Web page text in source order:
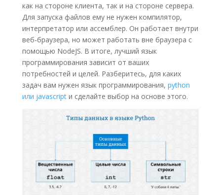
как на стороне клиента, так и на стороне сервера.
Для запуска файлов ему не нужен компилятор,
интерпретатор или ассемблер. Он работает внутри
веб-браузера, но может работать вне браузера с
помощью NodeJS. В итоге, лучший язык
программирования зависит от ваших
потребностей и целей. Разберитесь, для каких
задач вам нужен язык программирования, python
или javascriptи сделайте выбор на основе этого.